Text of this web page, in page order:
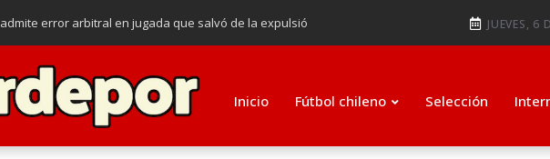
admite error arbitral en jugada que salvó de la expulsió
aferra a la esperanza de clasificar a octavos de
anuncia a Carlo Ancelotti como su nuevo entrenador para
JUEVES, 6
Inicio Fútbol chileno Selección